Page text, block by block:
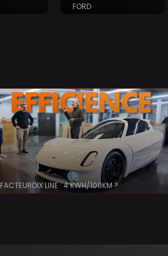
FORD
FACTEURDIX LINE : 4 KWH/100KM ?